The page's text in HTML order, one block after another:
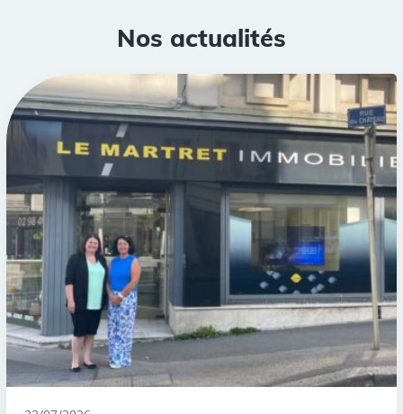
Nos actualités